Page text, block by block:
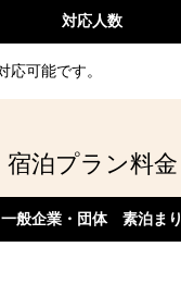
対応人数
応可能です。
宿泊プラン料金
一般企業・団体 素泊まり